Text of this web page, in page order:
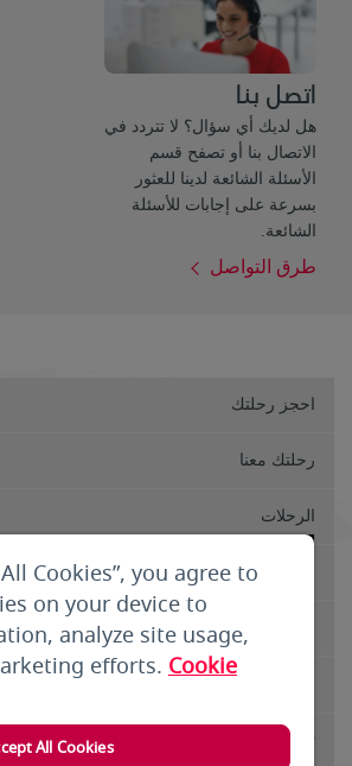
اتصل بنا
هل لديك أي سؤال؟ لا تتردد في
الاتصال بنا أو تصفح قسم
الأسئلة الشائعة لدينا للعثور
بسرعة على إجابات للأسئلة
الشائعة.
طرق التواصل
احجز رحلتك
رحلتك معنا
الرحلات
خدمات العملاء
تسجيل الدخول
Cookies”, you agree to
on your device to
analyze site usage,
efforts. Cookie
All Cookies